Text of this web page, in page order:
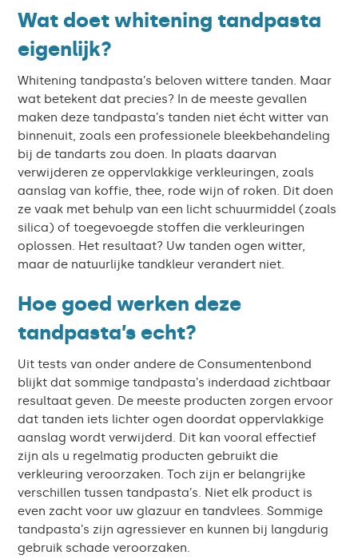
Wat doet whitening tandpasta
eigenlijk?
Whitening tandpasta’s beloven wittere tanden. Maar
wat betekent dat precies? In de meeste gevallen
maken deze tandpasta’s tanden niet écht witter van
binnenuit, zoals een professionele bleekbehandeling
bij de tandarts zou doen. In plaats daarvan
verwijderen ze oppervlakkige verkleuringen, zoals
aanslag van koffie, thee, rode wijn of roken. Dit doen
ze vaak met behulp van een licht schuurmiddel (zoals
silica) of toegevoegde stoffen die verkleuringen
oplossen. Het resultaat? Uw tanden ogen witter,
maar de natuurlijke tandkleur verandert niet.
Hoe goed werken deze
tandpasta’s echt?
Uit tests van onder andere de Consumentenbond
blijkt dat sommige tandpasta’s inderdaad zichtbaar
resultaat geven. De meeste producten zorgen ervoor
dat tanden iets lichter ogen doordat oppervlakkige
aanslag wordt verwijderd. Dit kan vooral effectief
zijn als u regelmatig producten gebruikt die
verkleuring veroorzaken. Toch zijn er belangrijke
verschillen tussen tandpasta’s. Niet elk product is
even zacht voor uw glazuur en tandvlees. Sommige
tandpasta’s zijn agressiever en kunnen bij langdurig
gebruik schade veroorzaken.